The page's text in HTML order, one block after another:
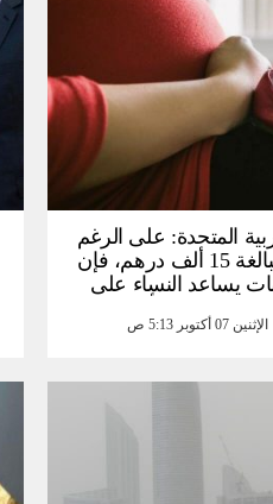
المتحدة: على الرغم
من تكلفته البالغة 15 ألف درهم، فإن
يساعد النساء على
الإثنين 07 أكتوبر 5:13 ص